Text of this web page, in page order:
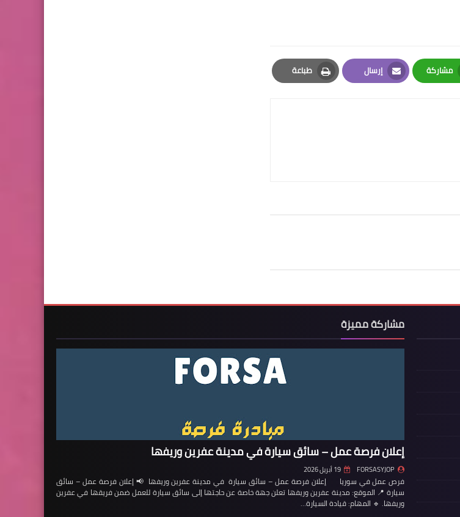
مشاركة
Whatsapp
إرسال
Email
طباعة
Print
مشاركة مميزة
إعلان فرصة عمل – سائق سيارة في مدينة عفرين وريفها
FORSASYJOP 19 أبريل 2026
فرص عمل في سوريا إعلان فرصة عمل – سائق سيارة في مدينة عفرين وريفها 📢 إعلان فرصة عمل – سائق
سيارة 📍 الموقع: مدينة عفرين وريفها تعلن جهة خاصة عن حاجتها إلى سائق سيارة للعمل ضمن فريقها في عفرين
وريفها. 🔹 المهام: قيادة السيارة…